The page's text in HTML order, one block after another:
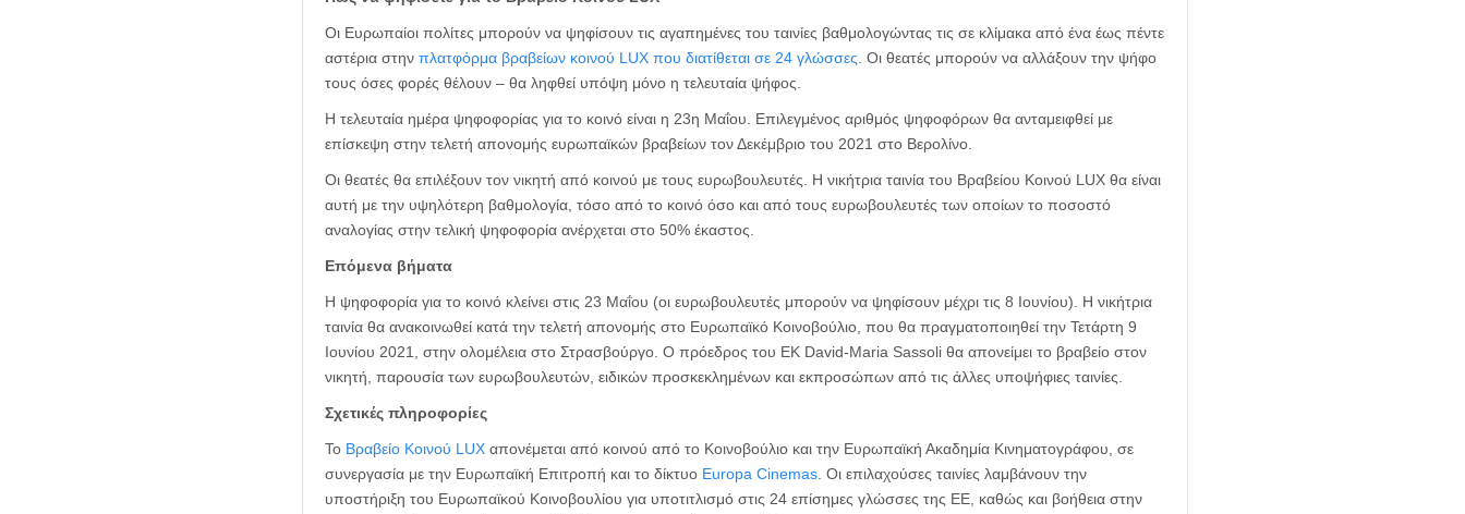
Οι Ευρωπαίοι πολίτες μπορούν να ψηφίσουν τις αγαπημένες του ταινίες βαθμολογώντας τις σε κλίμακα από ένα έως πέντε
αστέρια στην πλατφόρμα βραβείων κοινού LUX που διατίθεται σε 24 γλώσσες . Οι θεατές μπορούν να αλλάξουν την ψήφο
τους όσες φορές θέλουν – θα ληφθεί υπόψη μόνο η τελευταία ψήφος.
Η τελευταία ημέρα ψηφοφορίας για το κοινό είναι η 23η Μαΐου. Επιλεγμένος αριθμός ψηφοφόρων θα ανταμειφθεί με
επίσκεψη στην τελετή απονομής ευρωπαϊκών βραβείων τον Δεκέμβριο του 2021 στο Βερολίνο.
Οι θεατές θα επιλέξουν τον νικητή από κοινού με τους ευρωβουλευτές. Η νικήτρια ταινία του Βραβείου Κοινού LUX θα είναι
αυτή με την υψηλότερη βαθμολογία, τόσο από το κοινό όσο και από τους ευρωβουλευτές των οποίων το ποσοστό
αναλογίας στην τελική ψηφοφορία ανέρχεται στο 50% έκαστος.
Επόμενα βήματα
Η ψηφοφορία για το κοινό κλείνει στις 23 Μαΐου (οι ευρωβουλευτές μπορούν να ψηφίσουν μέχρι τις 8 Ιουνίου). Η νικήτρια
ταινία θα ανακοινωθεί κατά την τελετή απονομής στο Ευρωπαϊκό Κοινοβούλιο, που θα πραγματοποιηθεί την Τετάρτη 9
Ιουνίου 2021, στην ολομέλεια στο Στρασβούργο. Ο πρόεδρος του ΕΚ David-Maria Sassoli θα απονείμει το βραβείο στον
νικητή, παρουσία των ευρωβουλευτών, ειδικών προσκεκλημένων και εκπροσώπων από τις άλλες υποψήφιες ταινίες.
Σχετικές πληροφορίες
Το Βραβείο Κοινού LUXαπονέμεται από κοινού από το Κοινοβούλιο και την Ευρωπαϊκή Ακαδημία Κινηματογράφου, σε
συνεργασία με την Ευρωπαϊκή Επιτροπή και το δίκτυο Europa Cinemas. Οι επιλαχούσες ταινίες λαμβάνουν την
υποστήριξη του Ευρωπαϊκού Κοινοβουλίου για υποτιτλισμό στις 24 επίσημες γλώσσες της ΕΕ, καθώς και βοήθεια στην